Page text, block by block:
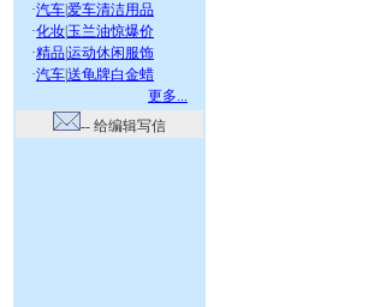
·汽车爱车清洁用品
·化妆 玉兰油惊爆价
·精品运动休闲服饰
·汽车送龟牌白金蜡
更多...
-- 给编辑写信